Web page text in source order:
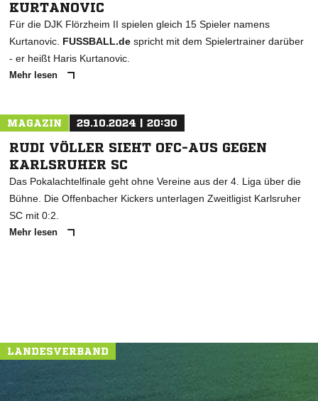
KURTANOVIC
Für die DJK Flörzheim II spielen gleich 15 Spieler namens
Kurtanovic. FUSSBALL.de spricht mit dem Spielertrainer darüber
- er heißt Haris Kurtanovic.
Mehr lesen
MAGAZIN 29.10.2024 | 20:30
RUDI VÖLLER SIEHT OFC-AUS GEGEN
KARLSRUHER SC
Das Pokalachtelfinale geht ohne Vereine aus der 4. Liga über die
Bühne. Die Offenbacher Kickers unterlagen Zweitligist Karlsruher
SC mit 0:2.
Mehr lesen
LANDESVERBAND